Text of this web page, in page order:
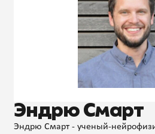
Эндрю Смарт
Эндрю Смарт - ученый-